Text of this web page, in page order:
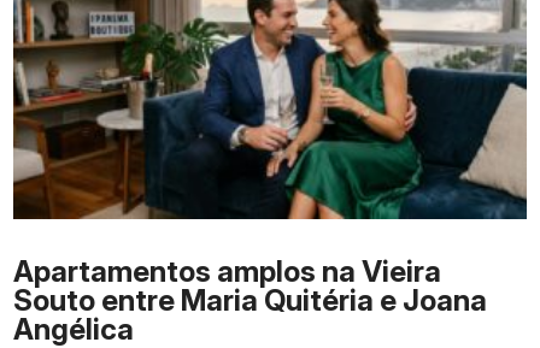
Apartamentos amplos na Vieira
Souto entre Maria Quitéria e Joana
Angélica